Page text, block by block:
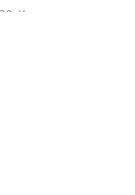
Культура